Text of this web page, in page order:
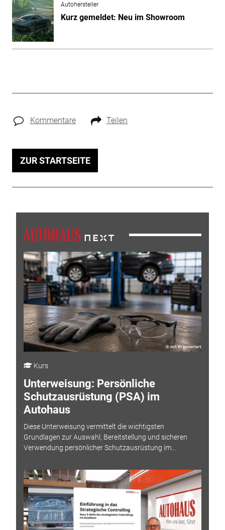
Autohersteller
Kurz gemeldet: Neu im Showroom
Kommentare Teilen
ZUR STARTSEITE
Kurs
Unterweisung: Persönliche
Schutzausrüstung (PSA) im
Autohaus
Diese Unterweisung vermittelt die wichtigsten
Grundlagen zur Auswahl, Bereitstellung und sicheren
Verwendung persönlicher Schutzausrüstung im...